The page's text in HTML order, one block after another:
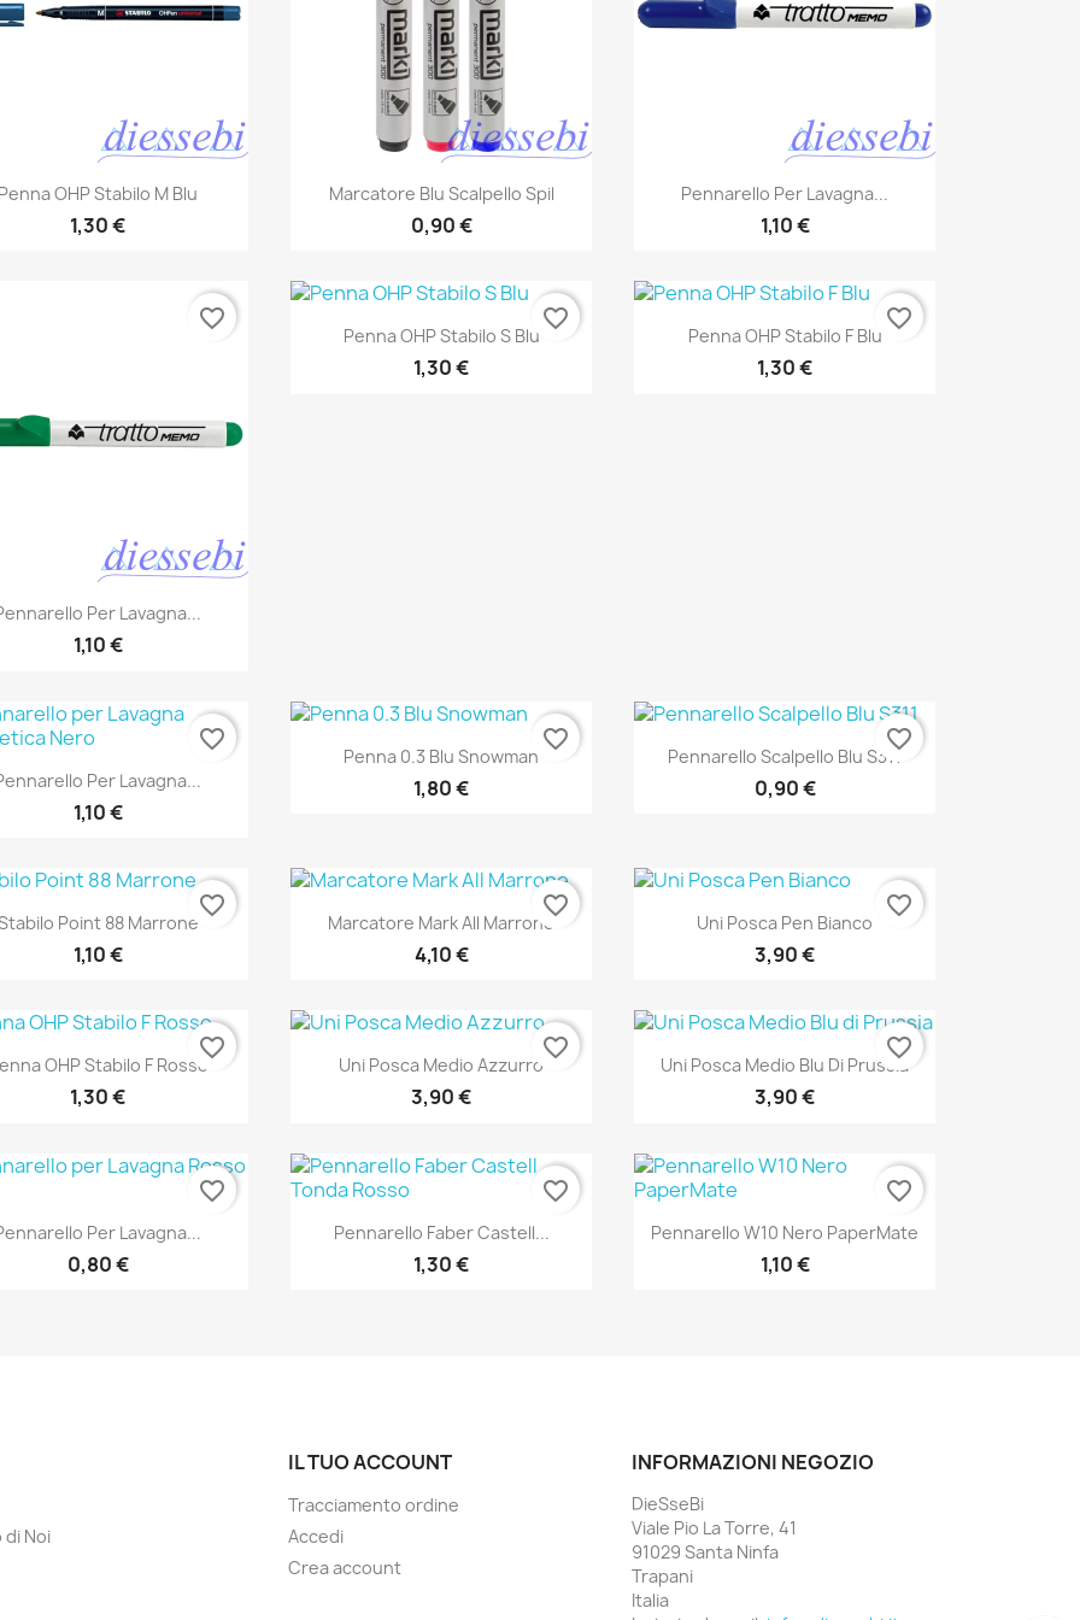
Anteprima
OHP Stabilo M Blu
1,30 €
Anteprima
Marcatore Blu Scalpello Spil
0,90 €
Anteprima
Pennarello Per Lavagna...
1,10 €
Anteprima
Per Lavagna...
1,10 €
favorite_border Anteprima
Penna OHP Stabilo S Blu
1,30 €
favorite_border Anteprima
Penna OHP Stabilo F Blu
1,30 €
favorite_border
Anteprima
Per Lavagna...
1,10 €
favorite_border Anteprima
Penna 0.3 Blu Snowman
1,80 €
favorite_border Anteprima
Pennarello Scalpello Blu S311
0,90 €
favorite_border
Anteprima
Point 88 Marrone
1,10 €
favorite_border Anteprima
Marcatore Mark All Marrone
4,10 €
favorite_border Anteprima
Uni Posca Pen Bianco
3,90 €
favorite_border
Anteprima
OHP Stabilo F Rosso
1,30 €
favorite_border Anteprima
Uni Posca Medio Azzurro
3,90 €
favorite_border Anteprima
Uni Posca Medio Blu Di Prussia
3,90 €
favorite_border
Anteprima
Per Lavagna...
0,80 €
favorite_border
Anteprima
Pennarello Faber Castell...
1,30 €
favorite_border
Anteprima
Pennarello W10 Nero PaperMate
1,10 €
favorite_border
di Noi
IL TUO ACCOUNT
Tracciamento ordine
Accedi
Crea account
INFORMAZIONI NEGOZIO
DieSseBi
Viale Pio La Torre, 41
91029 Santa Ninfa
Trapani
Italia